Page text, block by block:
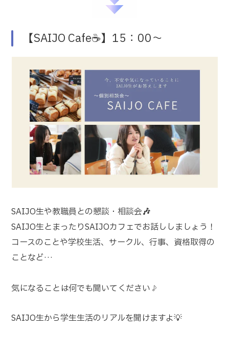
【SAIJO Cafe☕】15：00～
SAIJO生や教職員との懇談・相談会🎶
SAIJO生とまったりSAIJOカフェでお話ししましょう！
コースのことや学校生活、サークル、行事、資格取得の
ことなど…
気になることは何でも聞いてください♪
SAIJO生から学生生活のリアルを聞けますよ💡